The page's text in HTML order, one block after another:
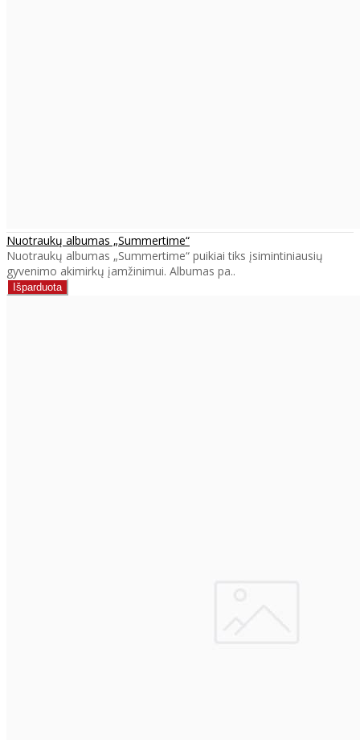
Nuotraukų albumas „Summertime“
Nuotraukų albumas „Summertime“ puikiai tiks įsimintiniausių
gyvenimo akimirkų įamžinimui. Albumas pa..